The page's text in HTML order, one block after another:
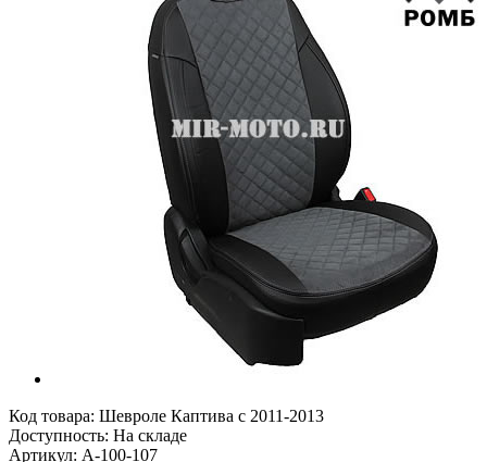
Код товара: Шевроле Каптива с 2011-2013
Доступность: На складе
Артикул: A-100-107